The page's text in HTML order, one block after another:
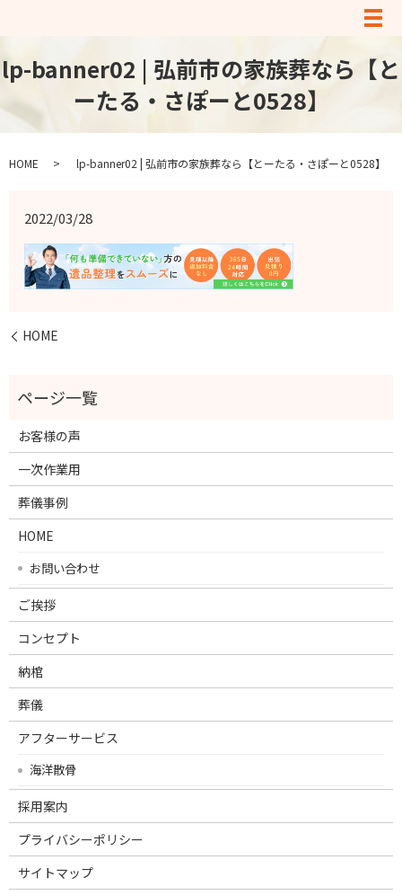
メ
lp-banner02 | 弘前市の家族葬なら【と
ーたる・さぽーと0528】
HOME lp-banner02 | 弘前市の家族葬なら【とーたる・さぽーと0528】
2022/03/28
HOME
お客様の声
一次作業用
葬儀事例
HOME
お問い合わせ
ご挨拶
コンセプト
納棺
葬儀
アフターサービス
海洋散骨
採用案内
プライバシーポリシー
サイトマップ